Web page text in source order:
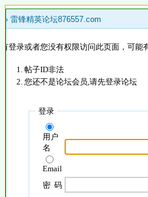
» 雷锋精英论坛876557.com
登录或者您没有权限访问此页面，可能
帖子ID非法
您还不是论坛会员,请先登录论坛
登录
用户
名
Email
密 码